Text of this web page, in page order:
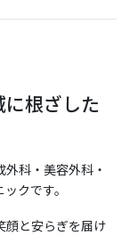
根ざした
科・美容外科・
クです。
顔と安らぎを届け